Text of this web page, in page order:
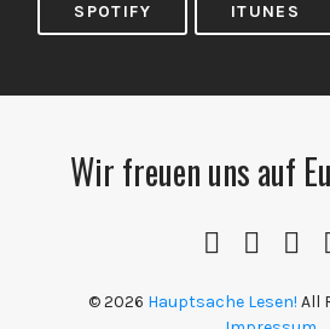
SPOTIFY ITUNES
Wir freuen uns auf
Instagram
YouTube
Channel
© 2026 Hauptsache Lesen! All